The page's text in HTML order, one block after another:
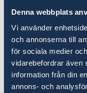
Denna webbplats
Vi använder
och annonserna till
för sociala medier
vidarebefordrar även
information från din
annons- och
Frågor och svar
Frågor och svar
Regeringen.se
Senast uppdaterad